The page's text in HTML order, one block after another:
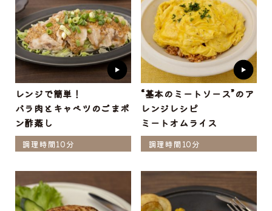
レンジで簡単！
バラ肉とキャベツのごまポ
ン酢蒸し
調理時間10分
“基本のミートソース”のア
レンジレシピ
ミートオムライス
調理時間10分